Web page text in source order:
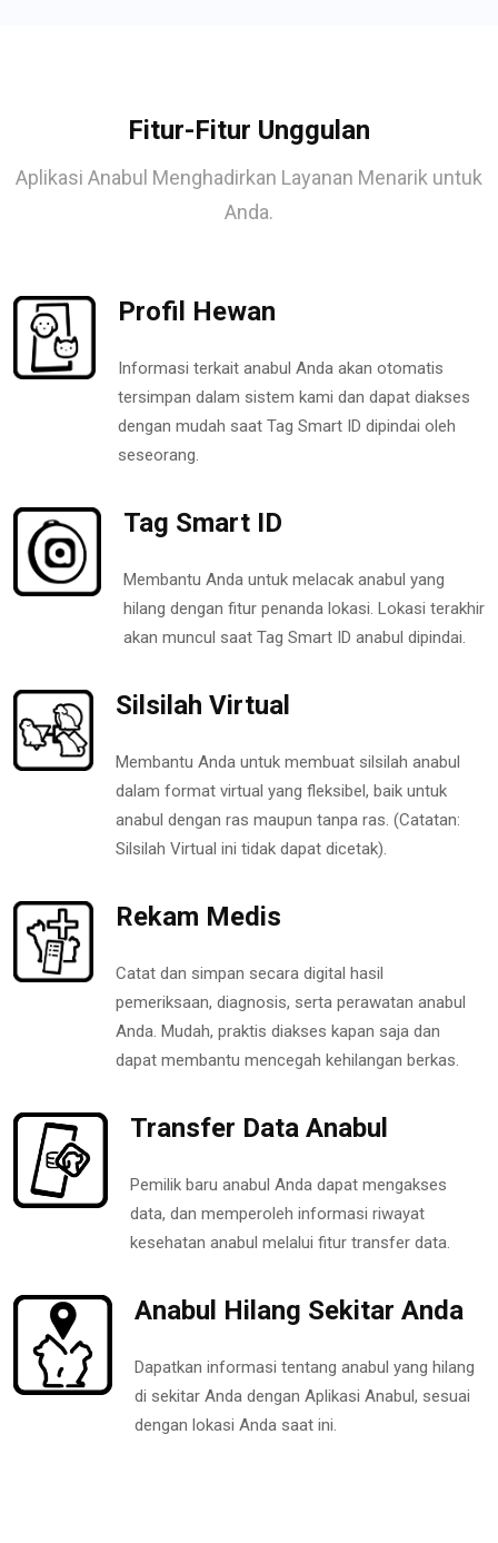
Fitur-Fitur Unggulan
Aplikasi Anabul Menghadirkan Layanan Menarik untuk
Anda.
Profil Hewan
Informasi terkait anabul Anda akan otomatis
tersimpan dalam sistem kami dan dapat diakses
dengan mudah saat Tag Smart ID dipindai oleh
seseorang.
Tag Smart ID
Membantu Anda untuk melacak anabul yang
hilang dengan fitur penanda lokasi. Lokasi terakhir
akan muncul saat Tag Smart ID anabul dipindai.
Silsilah Virtual
Membantu Anda untuk membuat silsilah anabul
dalam format virtual yang fleksibel, baik untuk
anabul dengan ras maupun tanpa ras. (Catatan:
Silsilah Virtual ini tidak dapat dicetak).
Rekam Medis
Catat dan simpan secara digital hasil
pemeriksaan, diagnosis, serta perawatan anabul
Anda. Mudah, praktis diakses kapan saja dan
dapat membantu mencegah kehilangan berkas.
Transfer Data Anabul
Pemilik baru anabul Anda dapat mengakses
data, dan memperoleh informasi riwayat
kesehatan anabul melalui fitur transfer data.
Anabul Hilang Sekitar Anda
Dapatkan informasi tentang anabul yang hilang
di sekitar Anda dengan Aplikasi Anabul, sesuai
dengan lokasi Anda saat ini.